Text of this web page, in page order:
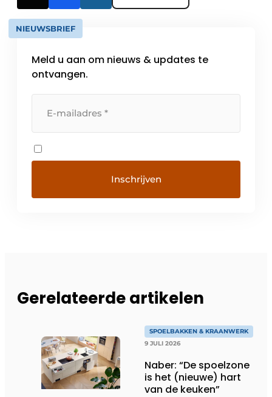
NIEUWSBRIEF
Meld u aan om nieuws & updates te
ontvangen.
Gerelateerde artikelen
SPOELBAKKEN & KRAANWERK
9 JULI 2026
Naber: “De spoelzone
is het (nieuwe) hart
van de keuken”